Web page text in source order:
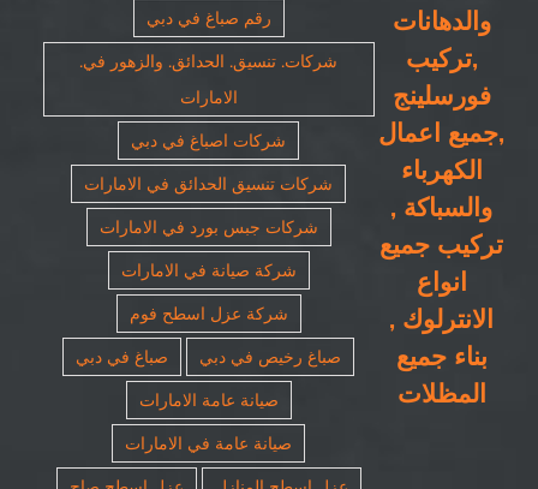
والدهانات
,تركيب
فورسلينج
,جميع اعمال
الكهرباء
والسباكة ,
تركيب جميع
انواع
الانترلوك ,
بناء جميع
المظلات
رقم صباغ في دبي
شركات. تنسيق. الحدائق. والزهور في.
الامارات
شركات اصباغ في دبي
شركات تنسيق الحدائق في الامارات
شركات جبس بورد في الامارات
شركة صيانة في الامارات
شركة عزل اسطح فوم
صباغ رخيص في دبي
صباغ في دبي
صيانة عامة الامارات
صيانة عامة في الامارات